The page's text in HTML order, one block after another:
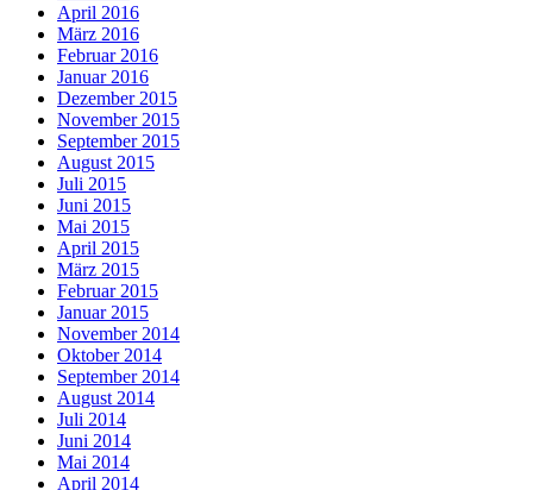
April 2016
März 2016
Februar 2016
Januar 2016
Dezember 2015
November 2015
September 2015
August 2015
Juli 2015
Juni 2015
Mai 2015
April 2015
März 2015
Februar 2015
Januar 2015
November 2014
Oktober 2014
September 2014
August 2014
Juli 2014
Juni 2014
Mai 2014
April 2014